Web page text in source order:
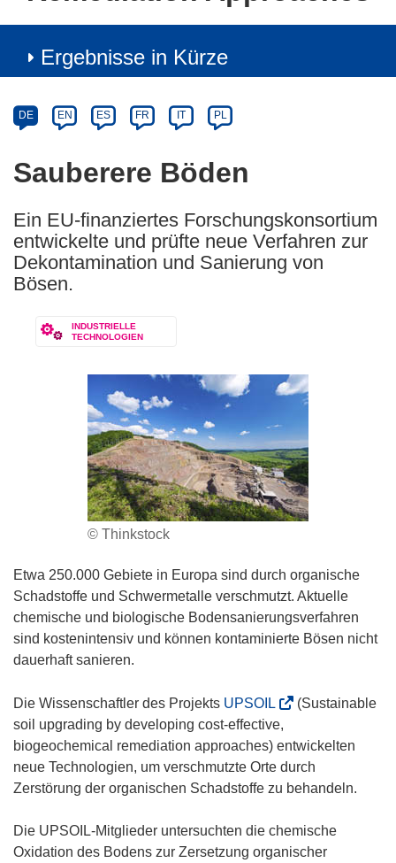
Ergebnisse in Kürze
Category
Article
available
the
languages:
DE EN ES FR IT PL
Sauberere Böden
Ein EU-finanziertes Forschungskonsortium
entwickelte und prüfte neue Verfahren zur
Dekontamination und Sanierung von
Bösen.
INDUSTRIELLE
TECHNOLOGIEN
© Thinkstock
Etwa 250.000 Gebiete in Europa sind durch organische
Schadstoffe und Schwermetalle verschmutzt. Aktuelle
chemische und biologische Bodensanierungsverfahren
sind kostenintensiv und können kontaminierte Bösen nicht
dauerhaft sanieren.
Die Wissenschaftler des Projekts UPSOIL
ö
f
f
n
t
i
(Sustainable
soil upgrading by developing cost-effective,
biogeochemical remediation approaches) entwickelten
neue Technologien, um verschmutzte Orte durch
Zerstörung der organischen Schadstoffe zu behandeln.
Die UPSOIL-Mitglieder untersuchten die chemische
Oxidation des Bodens zur Zersetzung organischer